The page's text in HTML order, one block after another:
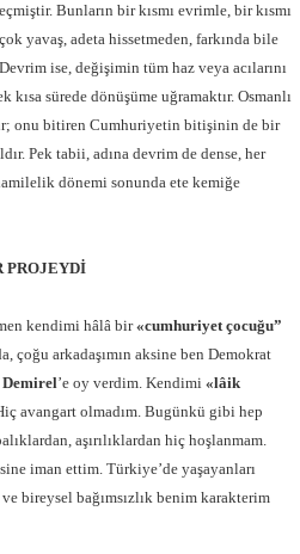
Bunların bir kısmı evrimle, bir kısmı
yavaş, adeta hissetmeden, farkında bile
ise, değişimin tüm haz veya acılarını
sürede dönüşüme uğramaktır. Osmanlı
onu bitiren Cumhuriyetin bitişinin de bir
Pek tabii, adına devrim de dense, her
dönemi sonunda ete kemiğe
PROJEYDİ
kendimi hâlâ bir«cumhuriyet çocuğu”
çoğu arkadaşımın aksine ben Demokrat
Demirel’e oy verdim. Kendimi «lâik
avangart olmadım. Bugünkü gibi hep
aşırılıklardan hiç hoşlanmam.
iman ettim. Türkiye’de yaşayanları
bireysel bağımsızlık benim karakterim